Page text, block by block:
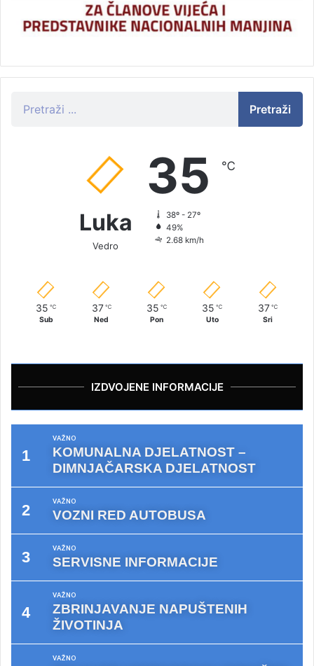
Pretraži
Luka
Vedro
35 ℃
38º - 27º
49%
2.68 km/h
35 ℃
Sub
37 ℃
Ned
35 ℃
Pon
35 ℃
Uto
37 ℃
Sri
IZDVOJENE INFORMACIJE
VAŽNO
KOMUNALNA DJELATNOST –
DIMNJAČARSKA DJELATNOST
VAŽNO
VOZNI RED AUTOBUSA
VAŽNO
SERVISNE INFORMACIJE
VAŽNO
ZBRINJAVANJE NAPUŠTENIH
ŽIVOTINJA
VAŽNO